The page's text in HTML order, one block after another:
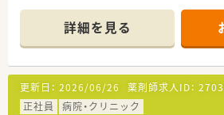
り、患者様の生活を支えるお手伝いを
■羽後本荘駅から車で約10分以内のた
す！
■17時終業で残業も少ないため、夕方
もメリハリつけてご就業いただけま
■夜勤なしで病院求人の中では高時給
詳細を見る
更新日： 2026/06/26 薬剤師求人ID：
正社員
病院・クリニック